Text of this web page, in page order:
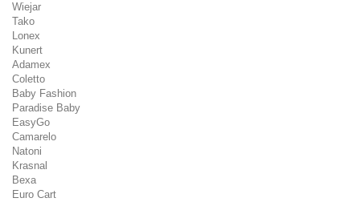
Wiejar
Tako
Lonex
Kunert
Adamex
Coletto
Baby Fashion
Paradise Baby
EasyGo
Camarelo
Natoni
Krasnal
Bexa
Euro Cart